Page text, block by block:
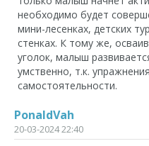
необходимо будет
мини-лесенках, детских
стенках. К тому же,
уголок, малыш
умственно, т.к.
самостоятельности.
PonaldVah
20-03-2024 22:40